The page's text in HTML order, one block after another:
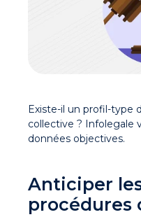
Existe-il un profil-type
collective ? Infolegale
données objectives.
Anticiper
procédures